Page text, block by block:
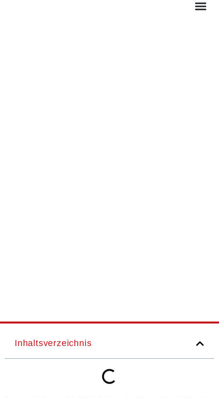
Inhaltsverzeichnis